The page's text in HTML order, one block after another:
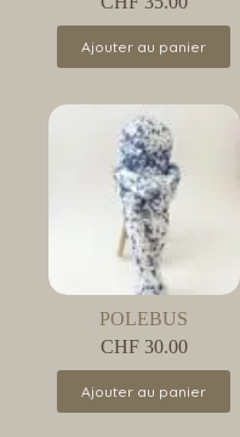
Ajouter au panier
POLEBUS
CHF30.00
Ajouter au panier